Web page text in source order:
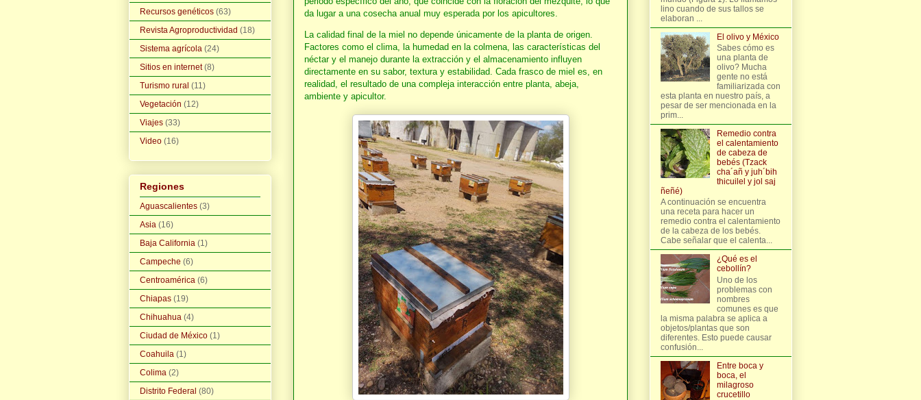
da lugar a una cosecha anual muy esperada por los apicultores.
La calidad final de la miel no depende únicamente de la planta de origen.
Factores como el clima, la humedad en la colmena, las características del
néctar y el manejo durante la extracción y el almacenamiento influyen
directamente en su sabor, textura y estabilidad. Cada frasco de miel es, en
realidad, el resultado de una compleja interacción entre planta, abeja,
ambiente y apicultor.
Recursos genéticos (63)
Revista Agroproductividad (18)
Sistema agrícola (24)
Sitios en internet (8)
Turismo rural (11)
Vegetación (12)
Viajes (33)
Video (16)
Regiones
Aguascalientes (3)
Asia (16)
Baja California (1)
Campeche (6)
Centroamérica (6)
Chiapas (19)
Chihuahua (4)
Ciudad de México (1)
Coahuila (1)
Colima (2)
Distrito Federal (80)
lino cuando de sus tallos se
elaboran ...
El olivo y México
Sabes cómo es
una planta de
olivo? Mucha
gente no está
familiarizada con
esta planta en nuestro país, a
pesar de ser mencionada en la
prim...
Remedio contra
el calentamiento
de cabeza de
bebés (Tzack
cha´añ y juh´bih
thicuilel y jol saj
ñeñé)
A continuación se encuentra
una receta para hacer un
remedio contra el calentamiento
de la cabeza de los bebés.
Cabe señalar que el calenta...
¿Qué es el
cebollín?
Uno de los
problemas con
nombres
comunes es que
la misma palabra se aplica a
objetos/plantas que son
diferentes. Esto puede causar
confusión...
Entre boca y
boca, el
milagroso
crucetillo